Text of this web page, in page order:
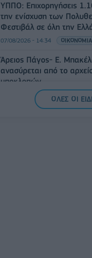
ΥΠΠΟ: Επιχορηγήσεις
την ενίσχυση των
Φεστιβάλ σε όλη την
07/08/2026 - 14:34 ΟΙΚΟΝΟΜΙΑ
Άρειος Πάγος- Ε.
ανασύρεται από το
υποκλοπών
07/08/2026 - 14:11 ΕΛΛΑΔΑ
ΟΛΕΣ ΟΙ